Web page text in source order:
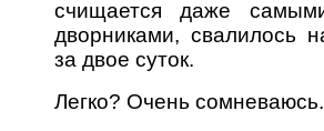
счищается даже
дворниками, свалилось
за двое суток.
Легко? Очень сомневаюсь.